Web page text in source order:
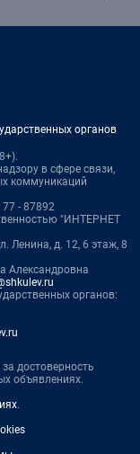
органов
в сфере связи,
коммуникаций
- 87892
"ИНТЕРНЕТ
Ленина, д. 12, 6 этаж, 8
Александровна
органов:
достоверность
объявлениях.
.